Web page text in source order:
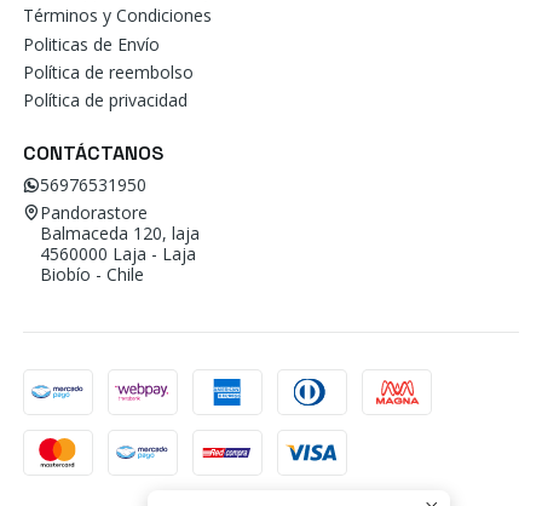
Términos y Condiciones
Politicas de Envío
Política de reembolso
Política de privacidad
CONTÁCTANOS
56976531950
Pandorastore
Balmaceda 120, laja
4560000 Laja - Laja
Biobío - Chile